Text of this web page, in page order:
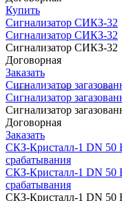
Купить
Сигнализатор СИКЗ-32
Сигнализатор СИКЗ-32
Сигнализатор СИКЗ-32
Договорная
Заказать
Сигнализатор
Сигнализатор
Сигнализатор
Договорная
Заказать
СКЗ-Кристалл-1 DN 50
срабатывания
СКЗ-Кристалл-1 DN 50
срабатывания
СКЗ-Кристалл-1 DN 50